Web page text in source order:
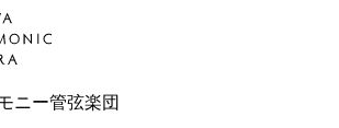
ニー管弦楽団